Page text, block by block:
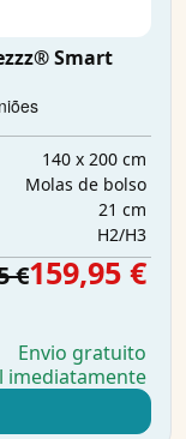
Smart
140 x 200 cm
Molas de bolso
21 cm
H2/H3
€159,95 €
Envio gratuito
imediatamente